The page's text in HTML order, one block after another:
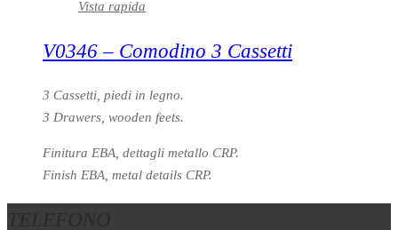
Vista rapida
V0346 – Comodino 3 Cassetti
3 Cassetti, piedi in legno.
3 Drawers, wooden feets.
Finitura EBA, dettagli metallo CRP.
Finish EBA, metal details CRP.